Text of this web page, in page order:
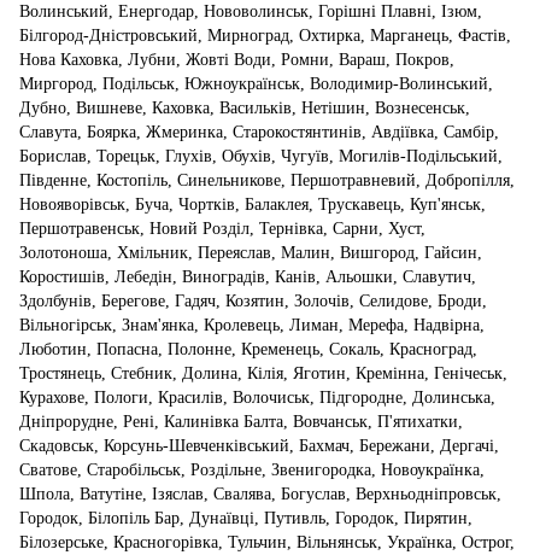
Волинський, Енергодар, Нововолинськ, Горішні Плавні, Ізюм,
Білгород-Дністровський, Мирноград, Охтирка, Марганець, Фастів,
Нова Каховка, Лубни, Жовті Води, Ромни, Вараш, Покров,
Миргород, Подільськ, Южноукраїнськ, Володимир-Волинський,
Дубно, Вишневе, Каховка, Васильків, Нетішин, Вознесенськ,
Славута, Боярка, Жмеринка, Старокостянтинів, Авдіївка, Самбір,
Борислав, Торецьк, Глухів, Обухів, Чугуїв, Могилів-Подільський,
Південне, Костопіль, Синельникове, Першотравневий, Добропілля,
Новояворівськ, Буча, Чортків, Балаклея, Трускавець, Куп'янськ,
Першотравенськ, Новий Розділ, Тернівка, Сарни, Хуст,
Золотоноша, Хмільник, Переяслав, Малин, Вишгород, Гайсин,
Коростишів, Лебедін, Виноградів, Канів, Альошки, Славутич,
Здолбунів, Берегове, Гадяч, Козятин, Золочів, Селидове, Броди,
Вільногірськ, Знам'янка, Кролевець, Лиман, Мерефа, Надвірна,
Люботин, Попасна, Полонне, Кременець, Сокаль, Красноград,
Тростянець, Стебник, Долина, Кілія, Яготин, Кремінна, Генічеськ,
Курахове, Пологи, Красилів, Волочиськ, Підгородне, Долинська,
Дніпрорудне, Рені, Калинівка Балта, Вовчанськ, П'ятихатки,
Скадовськ, Корсунь-Шевченківський, Бахмач, Бережани, Дергачі,
Сватове, Старобільськ, Роздільне, Звенигородка, Новоукраїнка,
Шпола, Ватутіне, Ізяслав, Свалява, Богуслав, Верхньодніпровськ,
Городок, Білопіль Бар, Дунаївці, Путивль, Городок, Пирятин,
Білозерське, Красногорівка, Тульчин, Вільнянськ, Українка, Острог,